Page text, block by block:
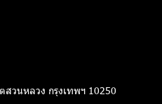
วนหลวง กรุงเทพฯ 10250